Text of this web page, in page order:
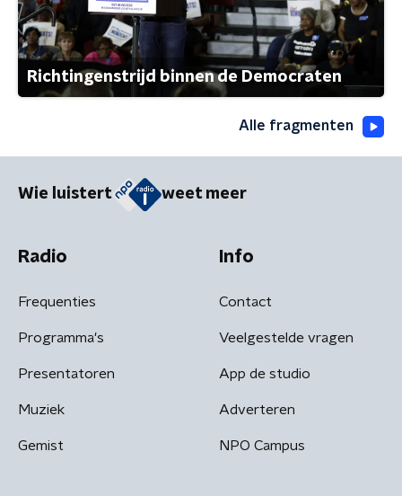
Richtingenstrijd binnen de Democraten
Alle fragmenten
Wie luistert weet meer
Radio
Frequenties
Programma's
Presentatoren
Muziek
Gemist
Info
Contact
Veelgestelde vragen
App de studio
Adverteren
NPO Campus